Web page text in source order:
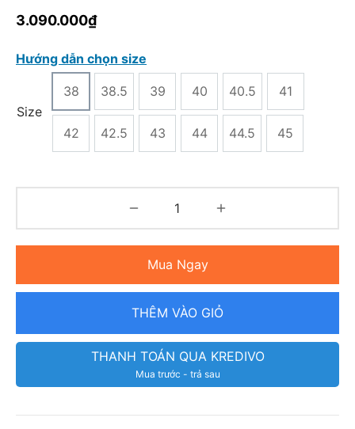
3.090.000₫
Hướng dẫn chọn size
Size
38 38.5 39 40 40.5 41
42 42.5 43 44 44.5 45
Mua Ngay
THÊM VÀO GIỎ
THANH TOÁN QUA KREDIVO
Mua trước - trả sau